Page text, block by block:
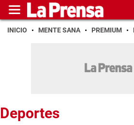
INICIO MENTE SANA PREMIUM
Deportes